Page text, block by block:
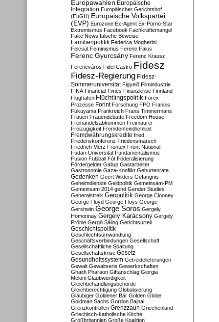
Europawahlen Europäische
Integration Europäischer Gerichtshof
(EuGH) Europäische Volkspartei
(EVP) Eurozone Ex-Agent Ex-Porno-Star
Extremismus Facebook Fachkräftemangel
Fake News falsche Beweise
Familienpolitik Federica Mogherini
Felcsút Feminismus Ferenc Falus
Ferenc Gyurcsány Ferenc Krausz
Ferencváros Fidel Castro Fidesz
Fidesz-Regierung Fidesz-
Sommeruniversität Figyelő Filmindustrie
FINA Financial Times Finanzkrise Finnland
Flughafen Flüchtlingspolitik Forex-
Prozesse Forint Forschung FPÖ Francis
Fukuyama Frankreich Frans Timmermans
Frauen Frauendebatte Freedom House
Freihandelsabkommen Freimaurer
Freizügigkeit Fremdenfeindlichkeit
Fremdwährungskredite fried
Friedenskonferenz Friedensmarsch
Friedrich Merz Frontex Front National
Fudan-Universität Fundamentalismus
Fusion Fußball Fót Föderalisierung
Fördergelder Gallup Gastarbeiter
Gastronomie Gaza-Konflikt Geburtenrate
Gedenken Geert Wilders Gefängnis
Geheimdienste Geldpolitik Gemeinsam-PM
Gemeinsam 2014 gend Gender Studies
Generalstreik Geopolitik George Clooney
George Floyd George Floys George
Gershwin George Soros Gergely
Homonnay Gergely Karácsony Gergely
Pröhle Gergő Sáling Gerichtsurteil
Geschichtspolitik
Geschlechtsumwandlung
Geschäftsverbindungen Gesellschaft
Gesellschaftliche Spaltung
Gesellschaftskrise Gesetz
Gesundheitssystem Getreidelieferungen
Gewalt Gewaltserie Gewerkschaften
Ghaith Pharaon Giftanschlag Giorgia
Meloni Glaubwürdigkeit
Gleichbehandlungsbehörde
Gleichberechtigung Globalisierung
Gläubiger Goldener Bär Golden Globe
Goldman Sachs Gordon Bajnai
Grenzkontrollen Grenzzaun Griechenland
Griechisch-katholische Kirche
Großbritannien Große Koalition